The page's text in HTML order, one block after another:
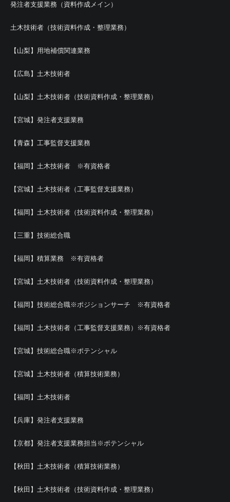
発注者支援業務（資料作成メイン）
土木技術者（技術資料作成・整理業務）
【山梨】用地補償関連業務
【広島】土木技術者
【山梨】土木技術者（技術資料作成・整理業務）
【宮城】発注者支援業務
【青森】工事監督支援業務
【福岡】土木技術者 ※有資格者
【宮城】土木技術者（工事監督支援業務）
【福岡】土木技術者（技術資料作成・整理業務）
【三重】技術総合職
【福岡】積算業務 ※有資格者
【宮城】土木技術者（技術資料作成・整理業務）
【福岡】技術総合職※ポジションサーチ ※有資格者
【福岡】土木技術者（工事監督支援業務）※有資格者
【宮城】技術総合職※ポテンシャル
【宮城】土木技術者（積算技術業務）
【福岡】土木技術者
【兵庫】発注者支援業務
【京都】発注者支援業務担当※ポテンシャル
【秋田】土木技術者（積算技術業務）
【秋田】土木技術者（技術資料作成・整理業務）